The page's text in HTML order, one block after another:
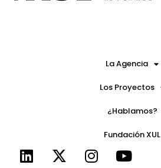
La Agencia
Los Proyectos
¿Hablamos?
Fundación XUL